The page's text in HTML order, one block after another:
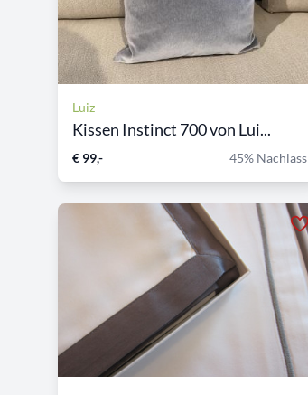
Luiz
Kissen Instinct 700 von Lui...
€ 99,- 45% Nachlass